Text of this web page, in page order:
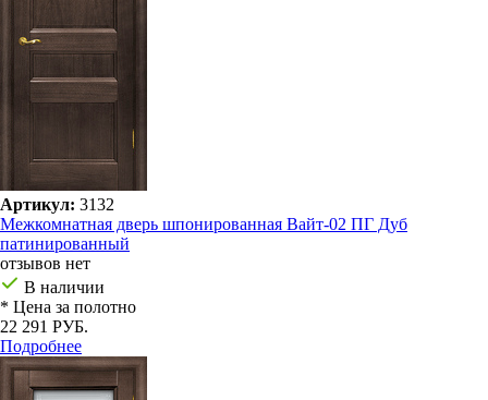
Артикул: 3132
Межкомнатная дверь шпонированная Вайт-02 ПГ Дуб
патинированный
отзывов нет
В наличии
* Цена за полотно
22 291 РУБ.
Подробнее